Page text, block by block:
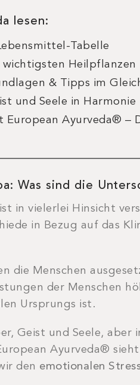
lesen:
Tabelle
Heilpflanzen
& Tipps im
und Seele in Harmonie
European Ayurveda® –
Was sind die
in vielerlei Hinsicht
in Bezug auf das
die Menschen
der Menschen
Ursprungs ist.
Geist und Seele, aber
Ayurveda®
den emotionalen